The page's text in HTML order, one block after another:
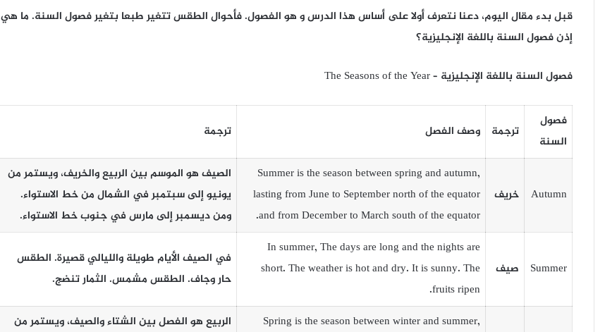
قبل بدء مقال اليوم، دعنا نتعرف أولا على أساس هذا الدرس و هو الفصول. فأحوال الطقس تتغير طبعا بتغير فصول السنة. ما هي
إذن فصول السنة باللغة الإنجليزية؟
فصول السنة باللغة الإنجليزية – The Seasons of the Year
فصول
السنة
ترجمة وصف الفصل ترجمة
Autumn خريف
Summer is the season between spring and autumn,
lasting from June to September north of the equator
and from December to March south of the equator.
الصيف هو الموسم بين الربيع والخريف، ويستمر من
يونيو إلى سبتمبر في الشمال من خط الاستواء.
ومن ديسمبر إلى مارس في جنوب خط الاستواء.
Summer صيف
In summer, The days are long and the nights are
short. The weather is hot and dry. It is sunny. The
fruits ripen.
في الصيف الأيام طويلة والليالي قصيرة. الطقس
حار وجاف. الطقس مشمس. الثمار تنضج.
Spring is the season between winter and summer,
الربيع هو الفصل بين الشتاء والصيف، ويستمر من